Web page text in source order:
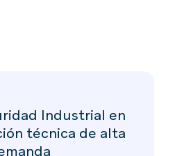
Industrial en
técnica de alta